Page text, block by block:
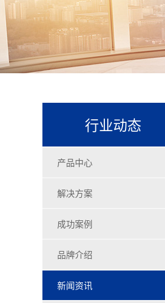
行业动态
产品中心
解决方案
成功案例
品牌介绍
新闻资讯